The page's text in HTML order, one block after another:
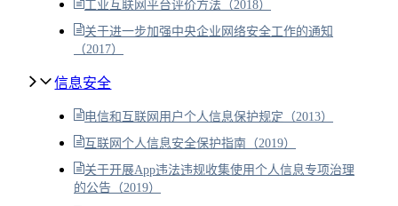
工业互联网平台评价方法（2018）
关于进一步加强中央企业网络安全工作的通知
（2017）
信息安全
电信和互联网用户个人信息保护规定（2013）
互联网个人信息安全保护指南（2019）
关于开展App违法违规收集使用个人信息专项治理
的公告（2019）